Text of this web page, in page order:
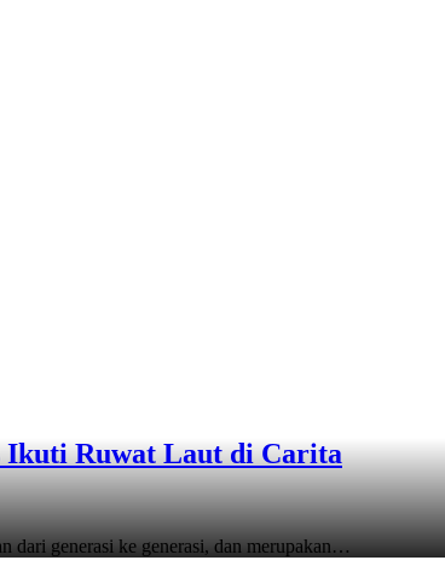
Ikuti Ruwat Laut di Carita
dari generasi ke generasi, dan merupakan…